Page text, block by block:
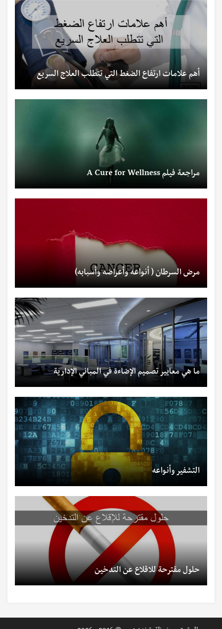
أهم علامات ارتفاع الضغط التي تتطلب العلاج السريع
مراجعة فيلم A Cure for Wellness
مرض السرطان ( أنواعه وأعراضه وأسبابه)
ما هي معايير تصميم الإضاءة في المباني الإدارية
التشفير وأنواعه
حلول مقترحة للاقلاع عن التدخين